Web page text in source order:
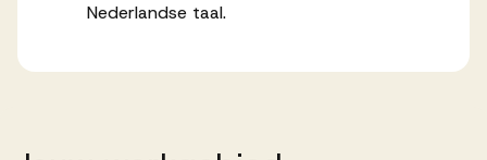
Nederlandse taal.